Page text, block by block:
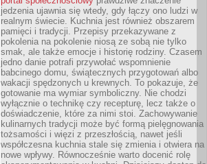
jedzenia ujawnia się wtedy, gdy łączy ono ludzi w
realnym świecie. Kuchnia jest również obszarem
pamięci i tradycji. Przepisy przekazywane z
pokolenia na pokolenie niosą ze sobą nie tylko
smak, ale także emocje i historię rodziny. Czasem
jedno danie potrafi przywołać wspomnienie
babcinego domu, świątecznych przygotowań albo
wakacji spędzonych u krewnych. To pokazuje, że
gotowanie ma wymiar symboliczny. Nie chodzi
wyłącznie o technikę czy recepturę, lecz także o
doświadczenie, które za nimi stoi. Zachowywanie
kulinarnych tradycji może być formą pielęgnowania
tożsamości i więzi z przeszłością, nawet jeśli
współczesna kuchnia stale się zmienia i otwiera na
nowe wpływy. Równocześnie warto docenić rolę